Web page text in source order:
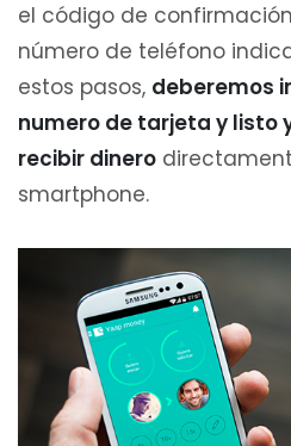
el código de
número de teléfono
estos pasos, deberemos
numero de tarjeta y listo
recibir dinero
smartphone.